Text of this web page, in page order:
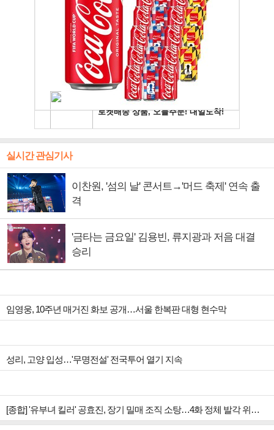
실시간 관심기사
이찬원, '섬의 날' 콘서트→'머드 축제' 연속 출
격
'금타는 금요일' 김용빈, 류지광과 저음 대결
승리
임영웅, 10주년 매거진 화보 공개…서울 한복판 대형 현수막
성리, 고양 입성…'무명전설' 전국투어 열기 지속
[종합] '유부녀 킬러' 공효진, 장기 밀매 조직 소탕…4화 정체 발각 위기 예고